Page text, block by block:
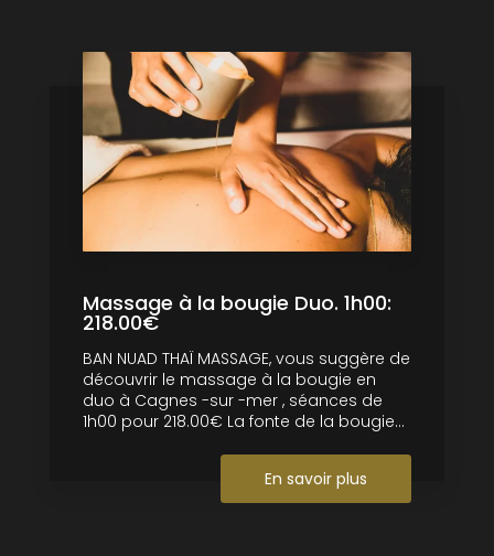
Massage à la bougie Duo. 1h00:
218.00€
BAN NUAD THAÏ MASSAGE, vous suggère de
découvrir le massage à la bougie en
duo à Cagnes -sur -mer , séances de
1h00 pour 218.00€ La fonte de la bougie...
En savoir plus